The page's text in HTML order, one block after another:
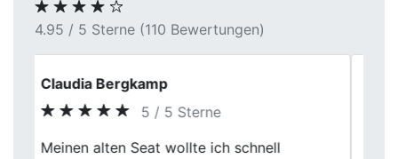
4.95 / 5 Sterne (110 Bewertungen)
Guido Fehlberg
5 / 5 Sterne
Klasse gelaufen, Zuverlässigkeit wird bei
Previous